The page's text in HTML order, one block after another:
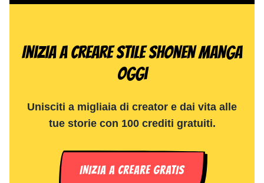
Inizia a creare Stile Shonen Manga
oggi
Unisciti a migliaia di creator e dai vita alle
tue storie con 100 crediti gratuiti.
INIZIA A CREARE GRATIS